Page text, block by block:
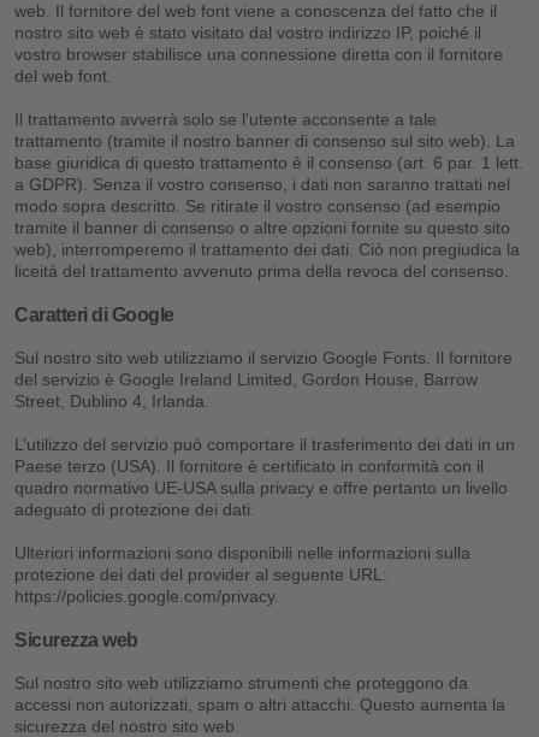
web. Il fornitore del web font viene a conoscenza del fatto che il
nostro sito web è stato visitato dal vostro indirizzo IP, poiché il
vostro browser stabilisce una connessione diretta con il fornitore
del web font.
Il trattamento avverrà solo se l’utente acconsente a tale
trattamento (tramite il nostro banner di consenso sul sito web). La
base giuridica di questo trattamento è il consenso (art. 6 par. 1 lett.
a GDPR). Senza il vostro consenso, i dati non saranno trattati nel
modo sopra descritto. Se ritirate il vostro consenso (ad esempio
tramite il banner di consenso o altre opzioni fornite su questo sito
web), interromperemo il trattamento dei dati. Ciò non pregiudica la
liceità del trattamento avvenuto prima della revoca del consenso.
Caratteri di Google
Sul nostro sito web utilizziamo il servizio Google Fonts. Il fornitore
del servizio è Google Ireland Limited, Gordon House, Barrow
Street, Dublino 4, Irlanda.
L’utilizzo del servizio può comportare il trasferimento dei dati in un
Paese terzo (USA). Il fornitore è certificato in conformità con il
quadro normativo UE-USA sulla privacy e offre pertanto un livello
adeguato di protezione dei dati.
Ulteriori informazioni sono disponibili nelle informazioni sulla
protezione dei dati del provider al seguente URL:
https://policies.google.com/privacy.
Sicurezza web
Sul nostro sito web utilizziamo strumenti che proteggono da
accessi non autorizzati, spam o altri attacchi. Questo aumenta la
sicurezza del nostro sito web.